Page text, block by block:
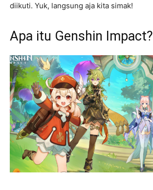
diikuti. Yuk, langsung aja kita simak!
Apa itu Genshin Impact?